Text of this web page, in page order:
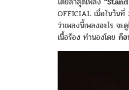
OFFICIAL เมื่อในวัน
ว่าเพลงนี้เพลงอะไร จ
เนื้อร้อง ทำนองโดย ก๊